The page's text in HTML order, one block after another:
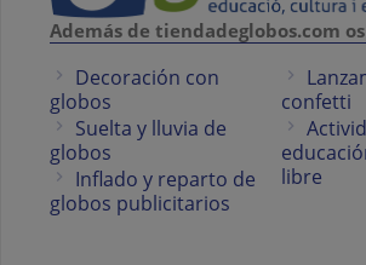
Además de tiendadeglobos.com
Decoración con
globos
Suelta y lluvia de
globos
Inflado y reparto de
globos publicitarios
confetti
libre